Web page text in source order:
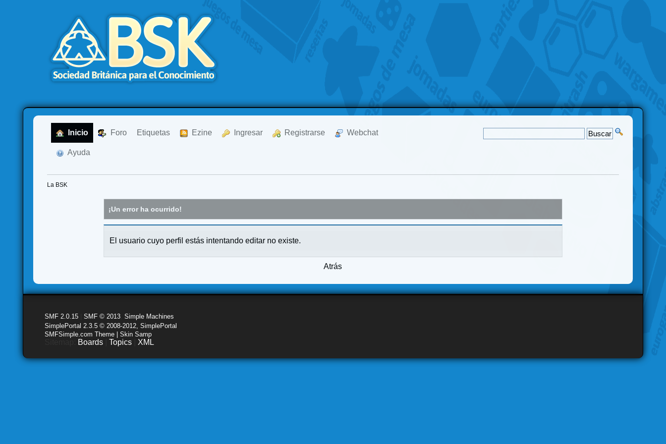
Inicio Foro Etiquetas Ezine Ingresar Registrarse Webchat
Ayuda
La BSK
¡Un error ha ocurrido!
El usuario cuyo perfil estás intentando editar no existe.
Atrás
SMF 2.0.15 |SMF © 2013 ,Simple Machines
SimplePortal 2.3.5 © 2008-2012, SimplePortal
SMFSimple.com Theme | Skin Samp
Boards |Topics XML